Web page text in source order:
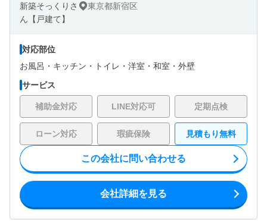
東京都新宿区
対応部位
お風呂・ キッチン・ トイレ・ 洋室・ 和室・ 外壁
サービス
補助金対応 LINE対応可 定期点検
ローン対応 瑕疵保険 見積もり無料
この会社に問い合わせる
会社詳細を見る